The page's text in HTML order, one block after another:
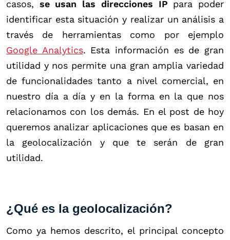
casos, se usan las direcciones IP para poder
identificar esta situación y realizar un análisis a
través de herramientas como por ejemplo
Google Analytics. Esta información es de gran
utilidad y nos permite una gran amplia variedad
de funcionalidades tanto a nivel comercial, en
nuestro día a día y en la forma en la que nos
relacionamos con los demás. En el post de hoy
queremos analizar aplicaciones que es basan en
la geolocalización y que te serán de gran
utilidad.
¿Qué es la geolocalización?
Como ya hemos descrito, el principal concepto